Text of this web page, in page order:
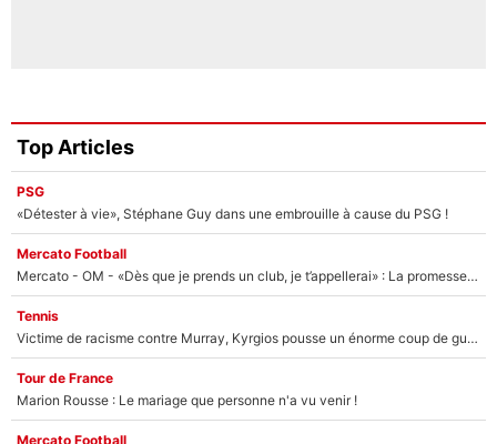
Top Articles
PSG
«Détester à vie», Stéphane Guy dans une embrouille à cause du PSG !
Mercato Football
Mercato - OM - «Dès que je prends un club, je t’appellerai» : La promesse de Marcelino au moment de claquer la porte
Tennis
Victime de racisme contre Murray, Kyrgios pousse un énorme coup de gueule !
Tour de France
Marion Rousse : Le mariage que personne n'a vu venir !
Mercato Football